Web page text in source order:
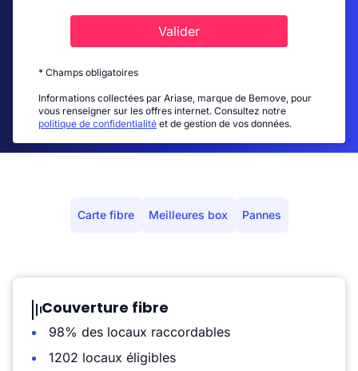
Valider
* Champs obligatoires
Informations collectées par Ariase, marque de Bemove, pour
vous renseigner sur les offres internet. Consultez notre
politique de confidentialité et de gestion de vos données.
Carte fibre Meilleures box Pannes
Couverture fibre
98% des locaux raccordables
1202 locaux éligibles